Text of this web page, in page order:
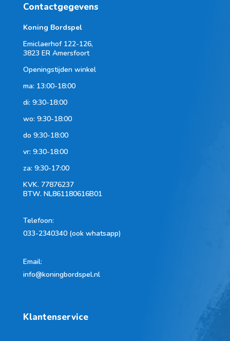
Contactgegevens
Koning Bordspel
Emiclaerhof 122-126,
3823 ER Amersfoort
Openingstijden winkel
ma: 13:00-18:00
di: 9:30-18:00
wo: 9:30-18:00
do 9:30-18:00
vr: 9:30-18:00
za: 9:30-17:00
KVK. 77876237
BTW. NL861180616B01
Telefoon:
033-2340340 (ook whatsapp)
Email:
info@koningbordspel.nl
Klantenservice